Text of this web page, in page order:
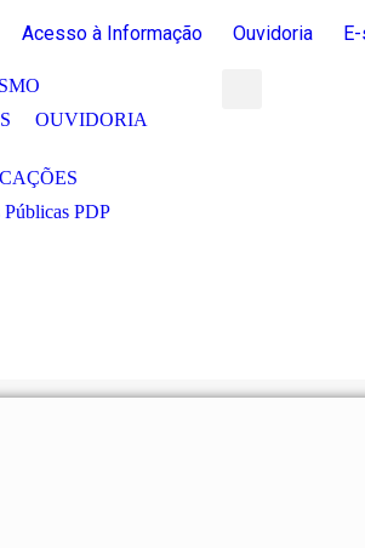
Acesso à Informação Ouvidoria
OUVIDORIA
PDP